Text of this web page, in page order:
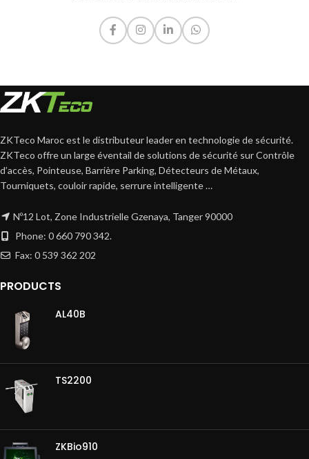
ZKTeco Maroc est le distributeur leader en technologie de sécurité.
ZKTeco offre un large éventail de solutions de sécurité sur Contrôle
d’accès, Pointeuse, Barrière Parking, Détecteurs de Métaux,
Tourniquets, couloir rapide, serrure intelligente …
Nº12 Lot, Zone Industrielle Gzenaya, Tanger 90000
Phone: 0 660 790 342.
Fax: 0 539 362 202
PRODUCTS
AL40B
TS2200
ZKBio910